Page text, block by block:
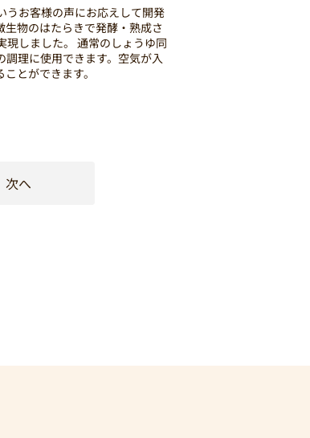
うお客様の声にお応えして開発
物のはたらきで発酵・熟成さ
しました。 通常のしょうゆ同
理に使用できます。空気が入
とができます。
次へ